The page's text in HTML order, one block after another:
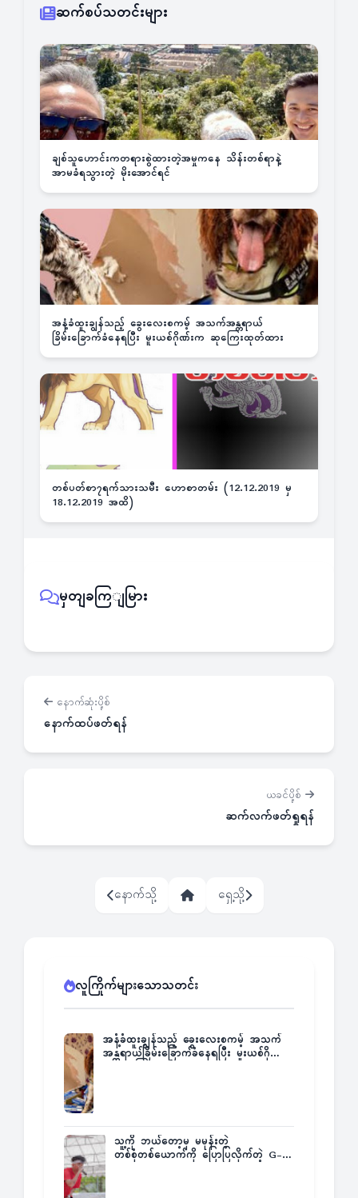
ဆက်စပ်သတင်းများ
ချစ်သူဟောင်းကတရားစွဲထားတဲ့အမှုကနေ သိန်းတစ်ရာနဲ့
အာမခံရသွားတဲ့ မိုးအောင်ရင်
အနံ့ခံထူးချွန်သည့် ခွေးလေးစကမ့် အသက်အန္တရာယ်
ခြိမ်းခြောက်ခံနေရပြီး မူးယစ်ဂိုဏ်းက ဆုကြေးထုတ်ထား
တစ်ပတ်စာ၇ရက်သားသမီး ဟောစာတမ်း (12.12.2019 မှ
18.12.2019 အထိ)
မှတျခကြျမြား
နောက်ဆုံးပို့စ်
နောက်ထပ်ဖတ်ရန်
ယခင်ပို့စ်
ဆက်လက်ဖတ်ရှုရန်
နောက်သို့ ရှေ့သို့
လူကြိုက်များသောသတင်း
အနံ့ခံထူးချွန်သည့် ခွေးလေးစကမ့် အသက်
အန္တရာယ်ခြိမ်းခြောက်ခံနေရပြီး မူးယစ်ဂိုဏ်း
သူ့ကို ဘယ်တော့မှ မမုန်းတဲ့
တစ်စုံတစ်ယောက်ကို ပြောပြလိုက်တဲ့ G-